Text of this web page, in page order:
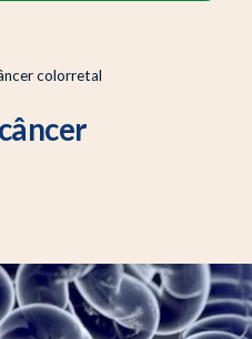
colorretal